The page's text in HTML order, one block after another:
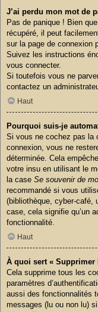
J’ai perdu mon mot de
Pas de panique ! Bien
récupéré, il peut
sur la page de connexion
Suivez les instructions
vous connecter.
Si toutefois vous ne
contactez un
Haut
Pourquoi suis-je
Si vous ne cochez pas la
connexion, vous ne
déterminée. Cela
votre insu en utilisant le
la case Se souvenir de
recommandé si vous
(bibliothèque, cyber-
case, cela signifie qu’un
fonctionnalité.
Haut
À quoi sert « Supprimer
Cela supprime tous les
paramètres
aussi des fonctionnalités
messages (lu ou non lu)